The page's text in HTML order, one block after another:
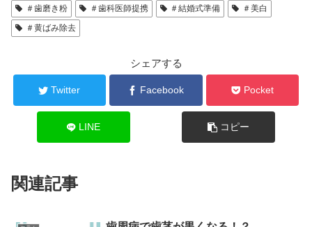
＃歯磨き粉
＃歯科医師提携 ＃結婚式準備
＃美白
＃黄ばみ除去
シェアする
Twitter Facebook Pocket
LINE コピー
関連記事